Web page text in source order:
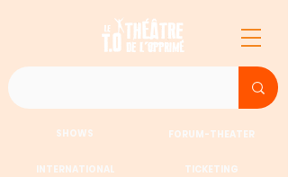
SHOWS FORUM-THEATER
INTERNATIONAL TICKETING